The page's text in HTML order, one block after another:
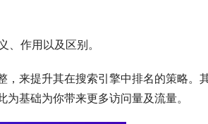
作用以及区别。
来提升其在搜索引擎中排名的策略。
基础为你带来更多访问量及流量。